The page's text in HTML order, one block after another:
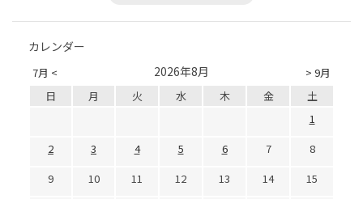
カレンダー
7月 < > 9月
2026年8月
日 月 火 水 木 金
土
1
2
3 4 5 6 7
8
9
10 11 12 13 14
15